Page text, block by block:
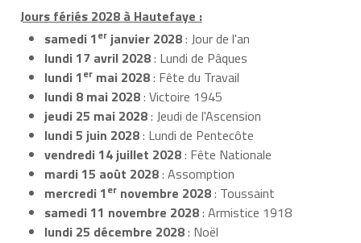
Jours fériés 2028 à Hautefaye :
samedi 1er janvier 2028: Jour de l'an
lundi 17 avril 2028: Lundi de Pâques
lundi 1er mai 2028: Fête du Travail
lundi 8 mai 2028: Victoire 1945
jeudi 25 mai 2028: Jeudi de l'Ascension
lundi 5 juin 2028: Lundi de Pentecôte
vendredi 14 juillet 2028: Fête Nationale
mardi 15 août 2028: Assomption
mercredi 1er novembre 2028: Toussaint
samedi 11 novembre 2028: Armistice 1918
lundi 25 décembre 2028: Noël